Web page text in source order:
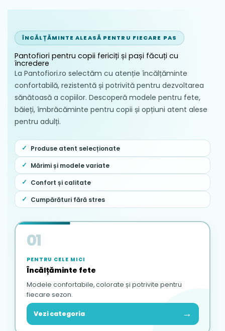
ÎNCĂLȚĂMINTE ALEASĂ PENTRU FIECARE PAS
Pantofiori pentru copii fericiți și pași făcuți cu
încredere
La Pantofiori.ro selectăm cu atenție încălțăminte
confortabilă, rezistentă și potrivită pentru dezvoltarea
sănătoasă a copiilor. Descoperă modele pentru fete,
băieți, îmbrăcăminte pentru copii și opțiuni atent alese
pentru adulți.
Produse atent selecționate
Mărimi și modele variate
Confort și calitate
Cumpărături fără stres
01
PENTRU CELE MICI
Încălțăminte fete
Modele confortabile, colorate și potrivite pentru
fiecare sezon.
Vezi categoria →